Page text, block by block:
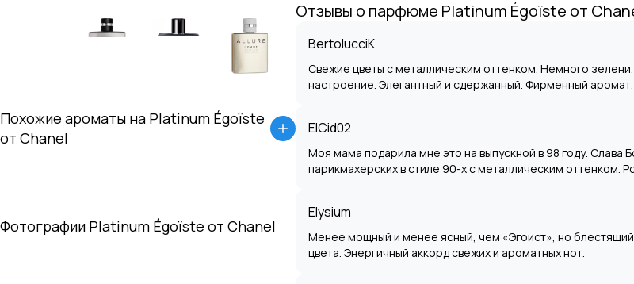
Похожие ароматы на Platinum Égoïste
от Chanel
Фотографии Platinum Égoïste от Chanel
Отзывы о парфюме Platinum Égoïste от
BertolucciK
Свежие цветы с металлическим оттенком. Немного
настроение. Элегантный и сдержанный. Фирменный аромат.
ElCid02
Моя мама подарила мне это на выпускной в 98 году. Слава
парикмахерских в стиле 90-х с металлическим оттенком.
Elysium
Менее мощный и менее ясный, чем «Эгоист», но
цвета. Энергичный аккорд свежих и ароматных нот.